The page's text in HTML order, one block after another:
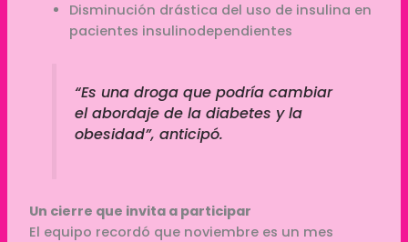
Disminución drástica del uso de insulina en
pacientes insulinodependientes
“Es una droga que podría cambiar
el abordaje de la diabetes y la
obesidad”, anticipó.
Un cierre que invita a participar
El equipo recordó que noviembre es un mes